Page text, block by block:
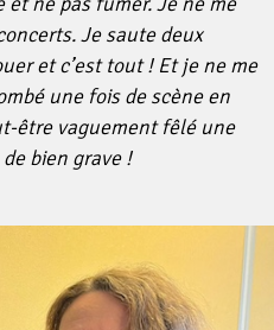
Je saute deux
et c’est tout ! Et je ne me
une fois de scène en
être vaguement fêlé une
bien grave !